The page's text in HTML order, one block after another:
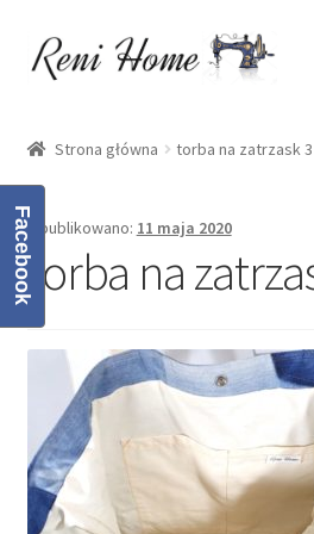
Przejdź
do
Przejdź
do
Kontakt
Koszyk
Moje konto
O mnie
Oferta
Polityka prywatności
Strona główna torba na zatrzask 3
Opublikowano: 11 maja 2020
torba na
Facebook